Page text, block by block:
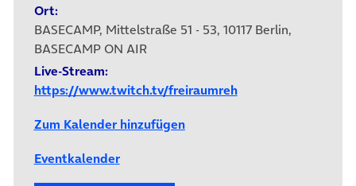
Ort:
BASECAMP, Mittelstraße 51 - 53, 10117 Berlin,
BASECAMP ON AIR
Live-Stream:
https://www.twitch.tv/freiraumreh
Zum Kalender hinzufügen
Eventkalender